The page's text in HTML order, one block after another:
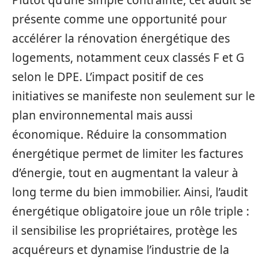
présente comme une opportunité pour
accélérer la rénovation énergétique des
logements, notamment ceux classés F et G
selon le DPE. L’impact positif de ces
initiatives se manifeste non seulement sur le
plan environnemental mais aussi
économique. Réduire la consommation
énergétique permet de limiter les factures
d’énergie, tout en augmentant la valeur à
long terme du bien immobilier. Ainsi, l’audit
énergétique obligatoire joue un rôle triple :
il sensibilise les propriétaires, protège les
acquéreurs et dynamise l’industrie de la